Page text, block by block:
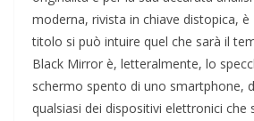
moderna, rivista in chiave distopica, è
titolo si può intuire quel che sarà il
Black Mirror è, letteralmente, lo
schermo spento di uno smartphone,
qualsiasi dei dispositivi elettronici che